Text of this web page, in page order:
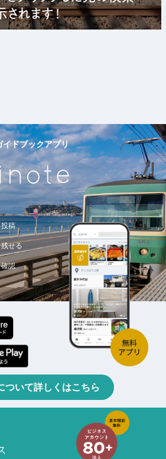
イドブックアプリ
稿
せる
認
ついて詳しくはこちら